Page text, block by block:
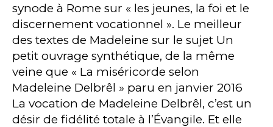
synode à Rome sur « les jeunes, la foi et le
discernement vocationnel ». Le meilleur
des textes de Madeleine sur le sujet Un
petit ouvrage synthétique, de la même
veine que « La miséricorde selon
Madeleine Delbrêl » paru en janvier 2016
La vocation de Madeleine Delbrêl, c’est un
désir de fidélité totale à l’Évangile. Et elle